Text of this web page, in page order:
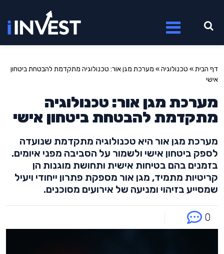
דף הבית» טכנולוגיה» מערכת מגן אור: טכנולוגיה מתקדמת להבטחת ביטחון
אישי
מערכת מגן אור: טכנולוגיה
מתקדמת להבטחת ביטחון אישי
מערכת מגן אור היא טכנולוגיה מתקדמת שנועדה
לספק ביטחון אישי ולשמור על הסביבה מפני איומים.
בזמנים בהם בטיחות אישית ותחושת מוגנות הן
קריטיות מתמיד, מגן אור מספקת פתרון ייחודי ויעיל
שמסייע בזיהוי ומניעה של אירועים מסוכנים.
0